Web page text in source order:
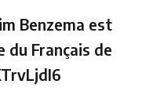
Benzema est
du Français de